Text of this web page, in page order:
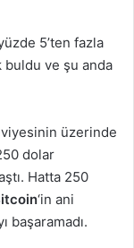
5’ten fazla
ve şu anda
üzerinde
dolar
Hatta 250
‘in ani
başaramadı.